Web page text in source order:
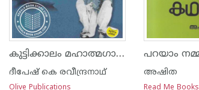
കുട്ടിക്കാലം മഹാത്മഗാന്ധി
ദീപേഷ് കെ രവീന്ദ്രനാഥ്
Olive Publications
അഷിത
Read Me Books